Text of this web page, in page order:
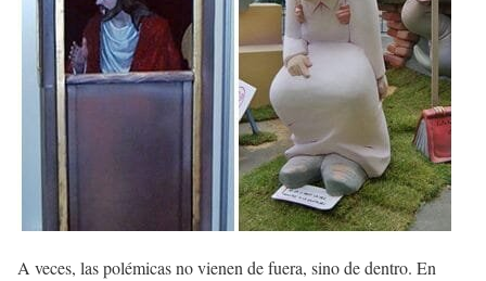
A veces, las polémicas no vienen de fuera, sino de dentro. En